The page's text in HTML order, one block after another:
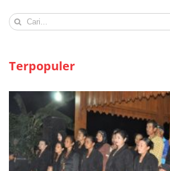
Search
for:
Terpopuler